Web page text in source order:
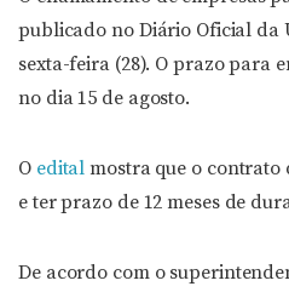
publicado no Diário Oficial da
sexta-feira (28). O prazo para
no dia 15 de agosto.
O edital mostra que o contrato
e ter prazo de 12 meses de
De acordo com o